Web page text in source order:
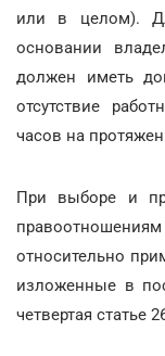
или в целом).
основании
должен иметь
отсутствие
часов на
При выборе и
относительно
изложенные в
четвертая статье